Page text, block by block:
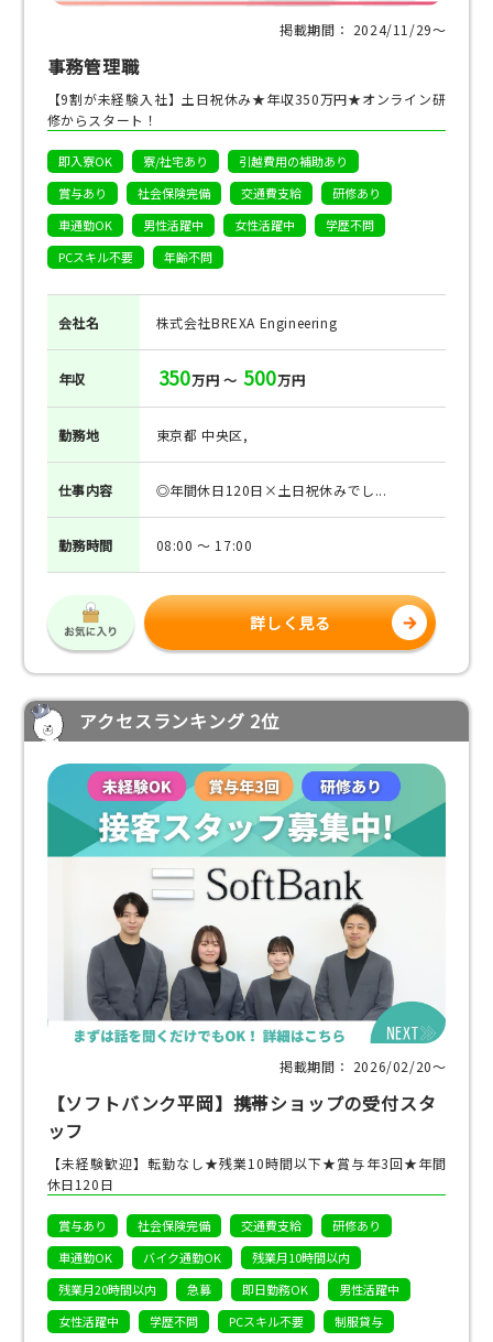
掲載期間： 2024/11/29〜
事務管理職
【9割が未経験入社】土日祝休み★年収350万円★オンライン研
修からスタート！
即入寮OK 寮/社宅あり
引越費用の補助あり
賞与あり
社会保険完備 交通費支給
研修あり
車通勤OK
男性活躍中 女性活躍中
学歴不問
PCスキル不要
年齢不問
会社名 株式会社BREXA Engineering
年収 350万円 ～ 500万円
勤務地 東京都 中央区,
仕事内容 ◎年間休日120日×土日祝休みでし...
勤務時間 08:00 ～ 17:00
詳しく見る
アクセスランキング 2位
掲載期間： 2026/02/20〜
【ソフトバンク平岡】携帯ショップの受付スタ
ッフ
【未経験歓迎】転勤なし★残業10時間以下★賞与年3回★年間
休日120日
賞与あり 社会保険完備 交通費支給
研修あり
車通勤OK
バイク通勤OK
残業月10時間以内
残業月20時間以内
急募 即日勤務OK
男性活躍中
女性活躍中
学歴不問 PCスキル不要
制服貸与